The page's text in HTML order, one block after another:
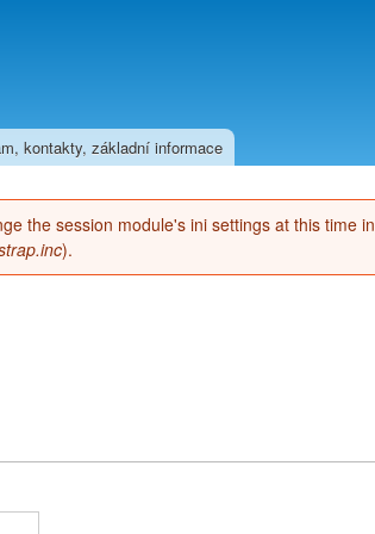
kontakty, základní informace
the session module's ini settings at this time in
).